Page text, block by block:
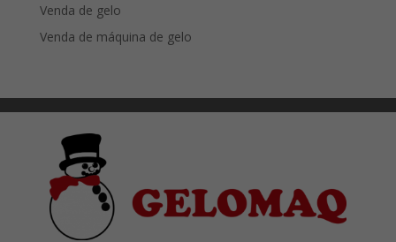
Venda de gelo
Venda de máquina de gelo